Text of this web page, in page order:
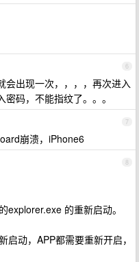
6
会出现一次，，，，再次进入
码，不能指纹了。。。
7
崩溃，iPhone6
8
的重新启动。
动，APP都需要重新开启，